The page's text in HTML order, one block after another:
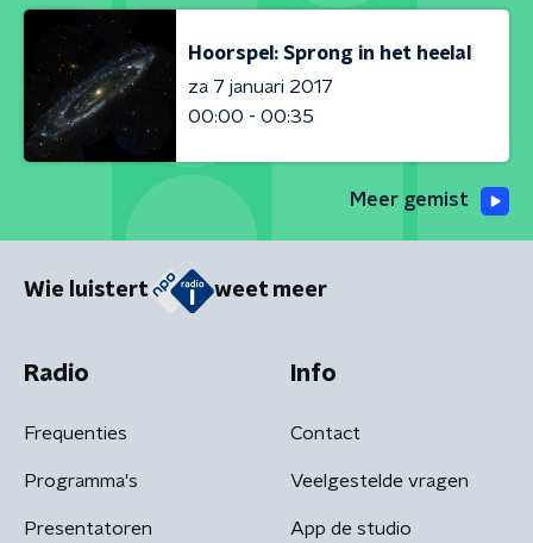
Hoorspel: Sprong in het heelal
za 7 januari 2017
00:00 - 00:35
Meer gemist
Wie luistert weet meer
Radio
Frequenties
Programma's
Presentatoren
Info
Contact
Veelgestelde vragen
App de studio